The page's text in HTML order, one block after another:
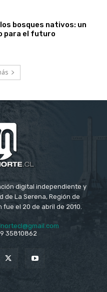
bosques nativos: un
para el futuro
digital independiente y
de La Serena, Región de
fue el 20 de abril de 2010.
35810862